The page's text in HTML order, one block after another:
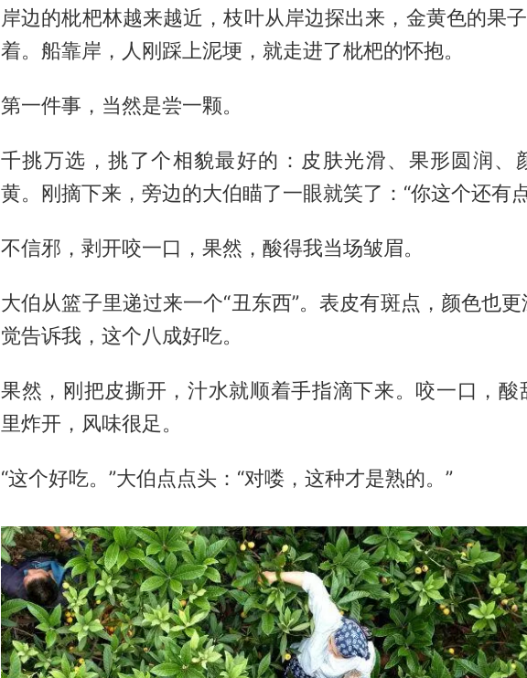
岸边的枇杷林越来越近，枝叶从岸边探出来，金黄色的果
着。船靠岸，人刚踩上泥埂，就走进了枇杷的怀抱。
第一件事，当然是尝一颗。
千挑万选，挑了个相貌最好的：皮肤光滑、果形圆润、
黄。刚摘下来，旁边的大伯瞄了一眼就笑了：“你这个还有
不信邪，剥开咬一口，果然，酸得我当场皱眉。
大伯从篮子里递过来一个“丑东西”。表皮有斑点，颜色也
觉告诉我，这个八成好吃。
果然，刚把皮撕开，汁水就顺着手指滴下来。咬一口，酸
里炸开，风味很足。
“这个好吃。”大伯点点头：“对喽，这种才是熟的。”